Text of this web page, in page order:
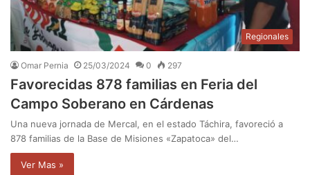
Regionales
Omar Pernia 25/03/2024 0 297
Favorecidas 878 familias en Feria del
Campo Soberano en Cárdenas
Una nueva jornada de Mercal, en el estado Táchira, favoreció a
878 familias de la Base de Misiones «Zapatoca» del…
Ver Mas »